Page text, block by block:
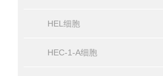
HEL细胞
HEC-1-A细胞